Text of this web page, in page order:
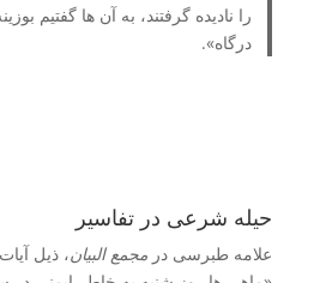
را نادیده گرفتند، به آن ها گفتیم
درگاه».
حیله شرعی در تفاسیر
علامه طبرسی در مجمع البیان، ذیل